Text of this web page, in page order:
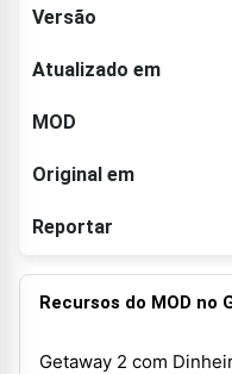
Versão
Atualizado em
MOD
Original em
Reportar
Recursos do MOD no
Getaway 2 com